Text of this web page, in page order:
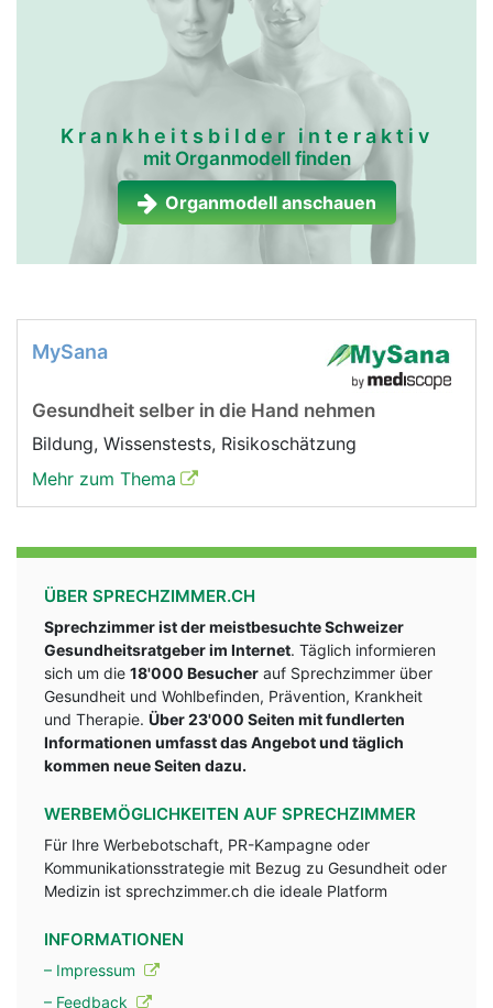
Krankheitsbilder interaktiv
mit Organmodell finden
Organmodell anschauen
MySana
Gesundheit selber in die Hand nehmen
Bildung, Wissenstests, Risikoschätzung
Mehr zum Thema
ÜBER SPRECHZIMMER.CH
Sprechzimmer ist der meistbesuchte Schweizer
Gesundheitsratgeber im Internet. Täglich informieren
sich um die 18'000 Besucher auf Sprechzimmer über
Gesundheit und Wohlbefinden, Prävention, Krankheit
und Therapie. Über 23'000 Seiten mit fundlerten
Informationen umfasst das Angebot und täglich
kommen neue Seiten dazu.
WERBEMÖGLICHKEITEN AUF SPRECHZIMMER
Für Ihre Werbebotschaft, PR-Kampagne oder
Kommunikationsstrategie mit Bezug zu Gesundheit oder
Medizin ist sprechzimmer.ch die ideale Platform
INFORMATIONEN
– Impressum
– Feedback